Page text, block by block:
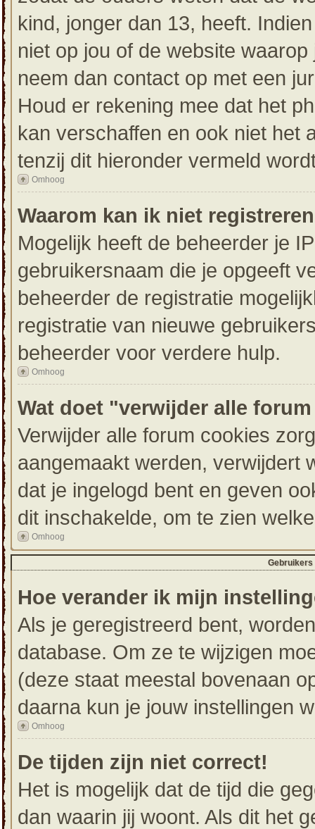
kind, jonger dan 13, heeft.
niet op jou of de website
neem dan contact op met een
Houd er rekening mee dat het
kan verschaffen en ook niet het
tenzij dit hieronder vermeld
Omhoog
Waarom kan ik niet
Mogelijk heeft de beheerder je
gebruikersnaam die je opgeeft
beheerder de registratie
registratie van nieuwe
beheerder voor verdere hulp.
Omhoog
Wat doet "verwijder alle
Verwijder alle forum cookies
aangemaakt werden, verwijdert
dat je ingelogd bent en geven
dit inschakelde, om te zien
Omhoog
Gebruikers
Hoe verander ik mijn
Als je geregistreerd bent,
database. Om ze te wijzigen
(deze staat meestal bovenaan
daarna kun je jouw instellingen
Omhoog
De tijden zijn niet correct!
Het is mogelijk dat de tijd die
dan waarin jij woont. Als dit het